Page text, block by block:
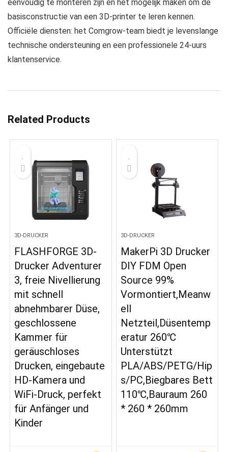
eenvoudig te monteren zijn en het mogelijk maken om de
basisconstructie van een 3D-printer te leren kennen.
Officiële diensten: het Comgrow-team biedt je levenslange
technische ondersteuning en een professionele 24-uurs
klantenservice.
Related Products
3D-DRUCKER
FLASHFORGE 3D-
Drucker Adventurer
3, freie Nivellierung
mit schnell
abnehmbarer Düse,
geschlossene
Kammer für
geräuschloses
Drucken, eingebaute
HD-Kamera und
WiFi-Druck, perfekt
für Anfänger und
Kinder
3D-DRUCKER
MakerPi 3D Drucker
DIY FDM Open
Source 99%
Vormontiert,Meanw
ell
Netzteil,Düsentemp
eratur 260℃
Unterstützt
PLA/ABS/PETG/Hip
s/PC,Biegbares Bett
110℃,Bauraum 260
* 260 * 260mm